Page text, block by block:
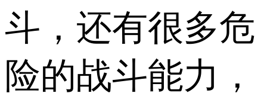
斗，还有很多危
险的战斗能力，